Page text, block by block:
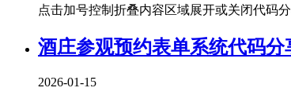
点击加号控制折叠内容区域展开或关闭代码
酒庄参观预约表单系统代码分
2026-01-15